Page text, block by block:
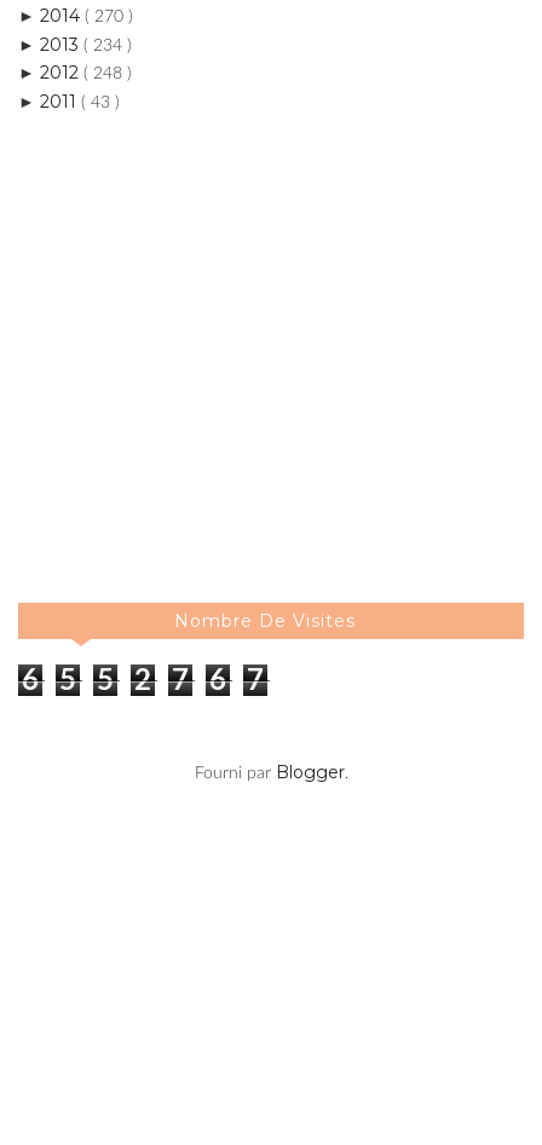
► 2014 ( 270 )
► 2013 ( 234 )
► 2012 ( 248 )
► 2011 ( 43 )
Nombre De Visites
6 5 5 2 7 6 7
Fourni par Blogger.